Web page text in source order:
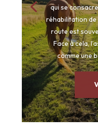
qui se
réhabilitation de
route est
Face à cela,
comme une